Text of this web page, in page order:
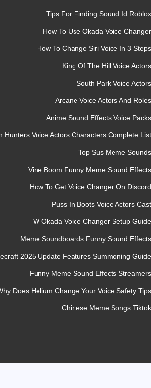
Tips For Finding Sound Id
How To Use Okada Voice
How To Change Siri Voice In 3
King Of The Hill Voice
South Park Voice
Arcane Voice Actors And
Anime Sound Effects Voice
Hunters Voice Actors Characters Complete
Top Sus Meme
Vine Boom Funny Meme Sound
How To Get Voice Changer On
Puss In Boots Voice Actors
W Okada Voice Changer Setup
Meme Soundboards Funny Sound
2025 Update Features Summoning
Funny Meme Sound Effects
Why Does Helium Change Your Voice Safety
Chinese Meme Songs